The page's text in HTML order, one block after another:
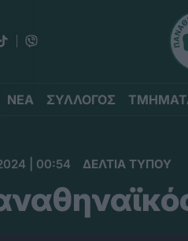
ΝΕΑ ΣΥΛΛΟΓΟΣ
| 00:54 ΔΕΛΤΙΑ ΤΥΠΟΥ